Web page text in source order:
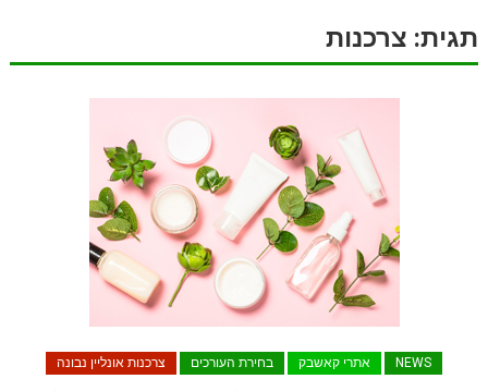
תגית: צרכנות
NEWS אתרי קאשבק בחירת העורכים צרכנות אונליין נבונה